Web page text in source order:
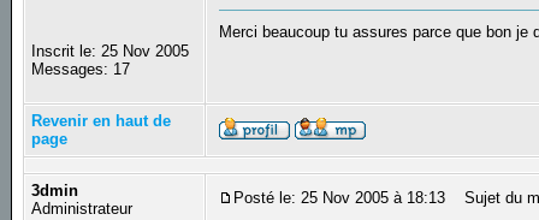
Inscrit le: 25 Nov 2005
Messages: 17
Merci beaucoup tu assures parce que bon
Revenir en haut de
page
3dmin
Administrateur
Posté le: 25 Nov 2005 à 18:13 Sujet du